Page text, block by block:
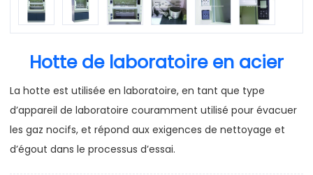
Hotte de laboratoire en acier
La hotte est utilisée en laboratoire, en tant que type
d’appareil de laboratoire couramment utilisé pour évacuer
les gaz nocifs, et répond aux exigences de nettoyage et
d’égout dans le processus d’essai.